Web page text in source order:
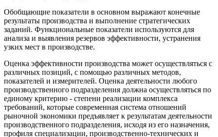
Обобщающие показатели в основном выражают конечные
результаты производства и выполнение стратегических
заданий. Функциональные показатели используются для
анализа и выявления резервов эффективности, устранения
узких мест в производстве.
Оценка эффективности производства может осуществляться с
различных позиций, с помощью различных методов,
показателей и измерителей. Оценка деятельности любого
производственного подразделения должна осуществляться по
единому критерию - степени реализации комплекса
требований, которые современная система отношений
рыночной экономики предъявляет к результатам деятельности
производственного подразделения, исходя из его назначения,
профиля специализации, производственно-технических и